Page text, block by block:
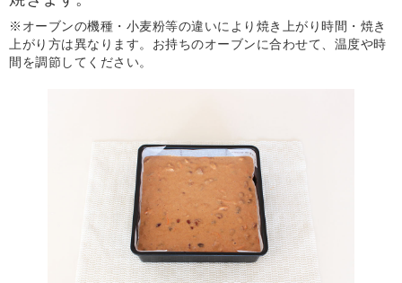
※オーブンの機種・小麦粉等の違いにより焼き上がり時間・焼き
上がり方は異なります。お持ちのオーブンに合わせて、温度や時
間を調節してください。